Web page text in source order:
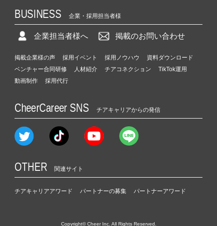
BUSINESS 企業・採用担当者様
企業担当者様へ 掲載のお問い合わせ
掲載企業様の声 採用イベント 採用ノウハウ
資料ダウンロード
ベンチャー合同研修
人材紹介 チアコネクション
TikTok運用
動画制作
採用代行
CheerCareer SNS チアキャリアからの発信
OTHER 関連サイト
チアキャリアアワード パートナーの募集 パートナーアワード
Copyright© Cheer Inc. All Rights Reserved.